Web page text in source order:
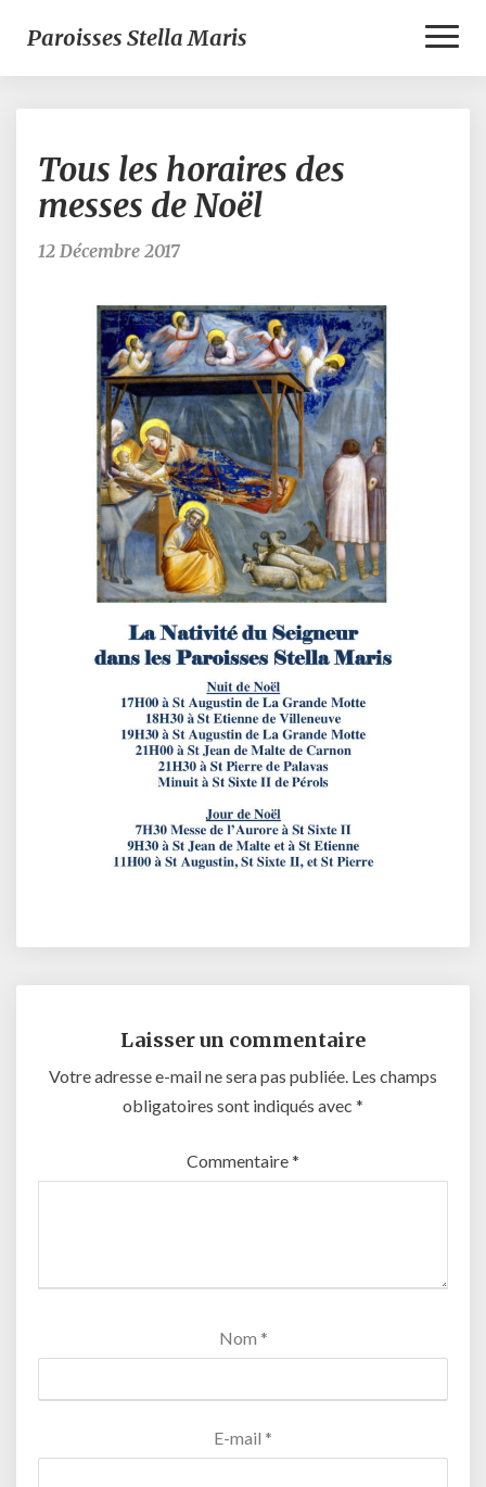
Paroisses Stella Maris
les
horaires
des
Tous les horaires des
messes de Noël
12 Décembre 2017
Laisser un commentaire
Votre adresse e-mail ne sera pas publiée. Les champs
obligatoires sont indiqués avec *
Commentaire*
Nom *
E-mail *